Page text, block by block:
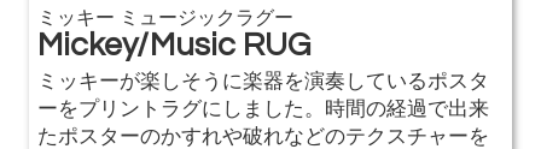
ミッキー ミュージックラグー
Mickey/Music RUG
ミッキーが楽しそうに楽器を演奏しているポスタ
ーをプリントラグにしました。時間の経過で出来
たポスターのかすれや破れなどのテクスチャーを